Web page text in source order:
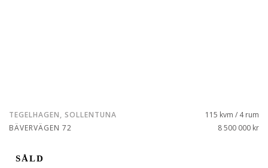
TEGELHAGEN, SOLLENTUNA
BÄVERVÄGEN 72
115 kvm / 4 rum
8 500 000 kr
SÅLD